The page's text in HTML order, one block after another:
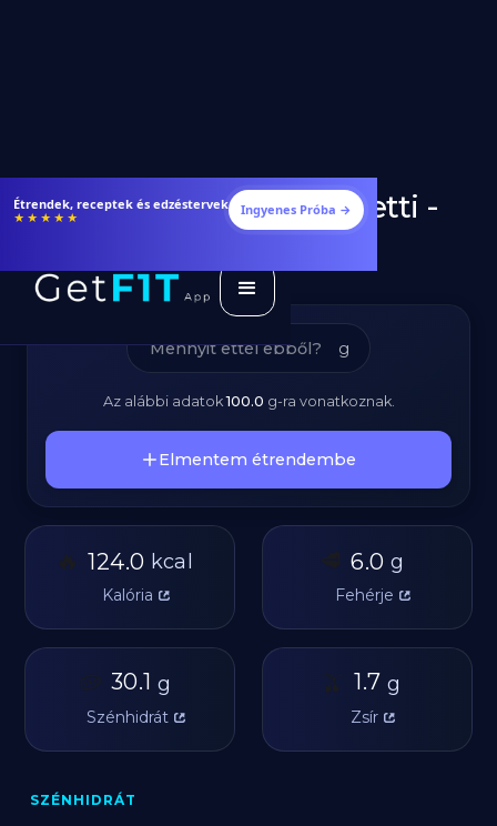
Fogyj és izmosodj hatékonyabban
★★★★★ Ingyenes Próba →
Teljes Kiőrlésű Spagetti -
Tápanyagok
g
Az alábbi adatok100.0 g-ra vonatkoznak.
Elmentem étrendembe
🔥 124.0 kcal
Kalória
🥩 6.0 g
Fehérje
🥔 30.1 g
Szénhidrát
🫒 1.7 g
Zsír
SZÉNHIDRÁT